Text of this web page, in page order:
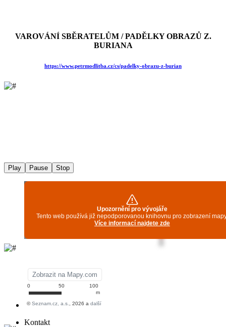
VAROVÁNÍ SBĚRATELŮM / PADĚLKY OBRAZŮ Z.
BURIANA
https://www.petrmodlitba.cz/cs/padelky-obrazu-z-burian
Play Pause Stop
Kontakt